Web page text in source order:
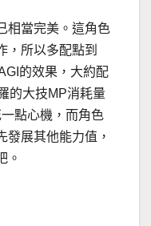
相當完美。這角色
，所以多配點到
的效果，大約配
的大技MP消耗量
點心機，而角色
發展其他能力值，
。